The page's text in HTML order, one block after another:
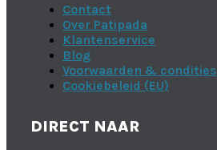
Contact
Over Patipada
Klantenservice
Blog
Voorwaarden & condities
Cookiebeleid (EU)
DIRECT NAAR